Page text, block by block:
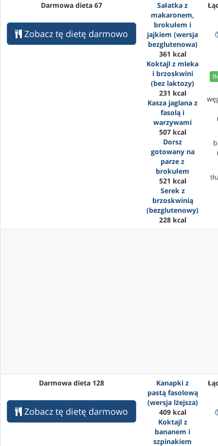
Darmowa dieta 67
Zobacz tę dietę darmowo
Sałatka z
makaronem,
brokułem i
jajkiem (wersja
bezglutenowa)
361 kcal
Koktajl z mleka
i brzoskwini
(bez laktozy)
231 kcal
Kasza jaglana z
fasolą i
warzywami
507 kcal
Dorsz
gotowany na
parze z
brokułem
521 kcal
Serek z
brzoskwinią
(bezglutenowy)
228 kcal
Darmowa dieta 128
Zobacz tę dietę darmowo
Kanapki z
pastą fasolową
(wersja lżejsza)
409 kcal
Koktajl z
bananem i
szpinakiem